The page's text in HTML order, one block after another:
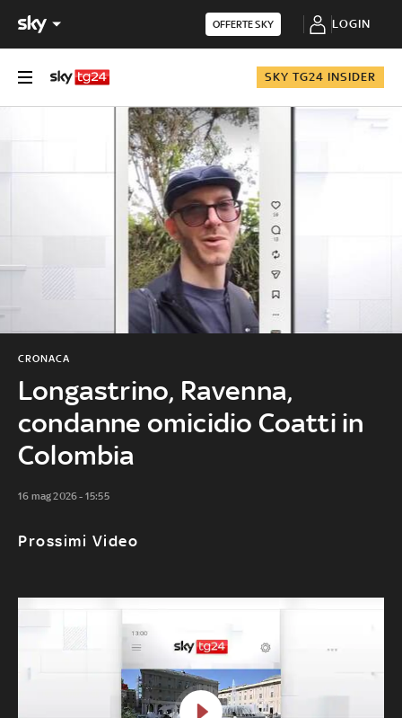
OFFERTE SKY LOGIN
SKY TG24 INSIDER
Longastrino, Ravenna,
condanne omicidio Coatti in
Colombia
CRONACA
16 mag 2026 - 15:55
Prossimi Video